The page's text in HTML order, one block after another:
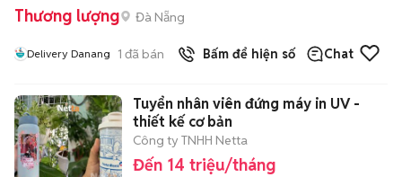
Thương lượng Đà Nẵng
Delivery Danang 1 đã bán Bấm để hiện số Chat
Tuyển nhân viên đứng máy in UV -
thiết kế cơ bản
Công ty TNHH Netta
Đến 14 triệu/tháng